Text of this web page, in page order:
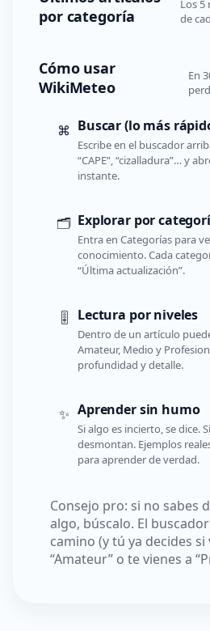
por categoría
Los 5
de
Cómo usar
WikiMeteo
En
⌘ Buscar (lo más
Escribe en el buscador
“CAPE”, “cizalladura”… y
instante.
🗂️ Explorar por
Entra en Categorías para
conocimiento. Cada
“Última actualización”.
🎚️ Lectura por niveles
Dentro de un artículo
Amateur, Medio y
profundidad y detalle.
✨ Aprender sin humo
Si algo es incierto, se dice.
desmontan. Ejemplos
para aprender de verdad.
Consejo pro: si no sabes
algo, búscalo. El
camino (y tú ya decides si
“Amateur” o te vienes a